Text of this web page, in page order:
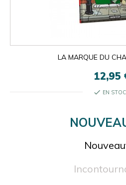
LA MARQUE DU
12,95
check EN